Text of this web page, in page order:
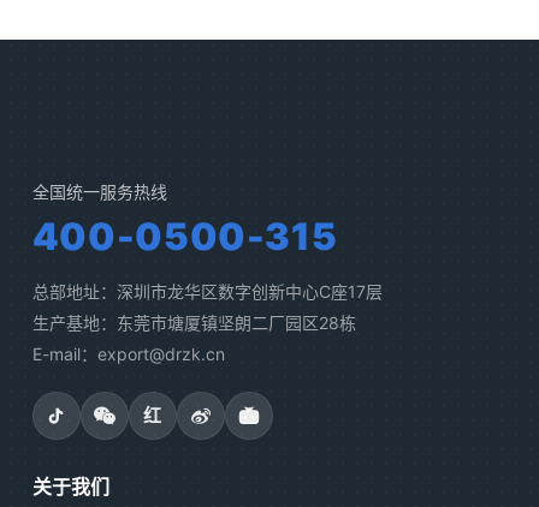
全国统一服务热线
400-0500-315
总部地址：深圳市龙华区数字创新中心C座17层
生产基地：东莞市塘厦镇坚朗二厂园区28栋
E-mail：export@drzk.cn
红
关于我们